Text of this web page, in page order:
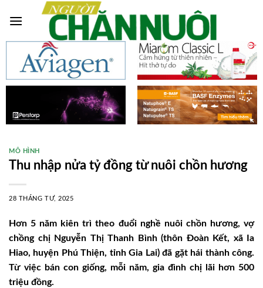
MÔ HÌNH
Thu nhập nửa tỷ đồng từ nuôi chồn hương
28 THÁNG TƯ, 2025
Hơn 5 năm kiên trì theo đuổi nghề nuôi chồn hương, vợ
chồng chị Nguyễn Thị Thanh Bình (thôn Đoàn Kết, xã Ia
Hiao, huyện Phú Thiện, tỉnh Gia Lai) đã gặt hái thành công.
Từ việc bán con giống, mỗi năm, gia đình chị lãi hơn 500
triệu đồng.